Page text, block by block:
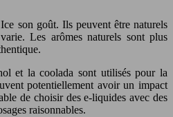
son goût. Ils peuvent être naturels
Les arômes naturels sont plus
et la coolada sont utilisés pour la
potentiellement avoir un impact
de choisir des e-liquides avec des
raisonnables.